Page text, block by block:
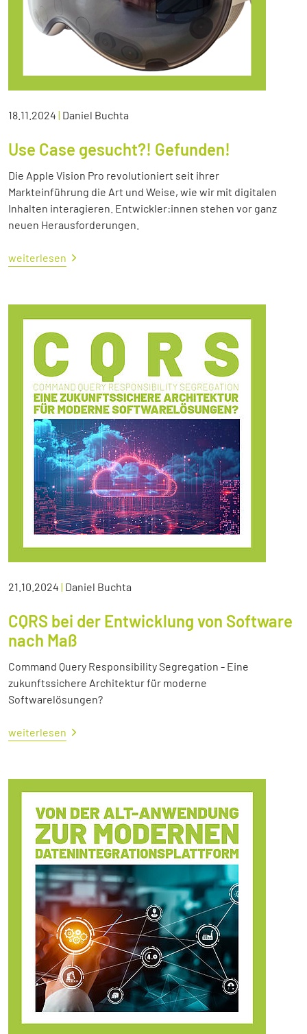
18.11.2024 | Daniel Buchta
Use Case gesucht?! Gefunden!
Die Apple Vision Pro revolutioniert seit ihrer
Markteinführung die Art und Weise, wie wir mit digitalen
Inhalten interagieren. Entwickler:innen stehen vor ganz
neuen Herausforderungen.
weiterlesen
21.10.2024 | Daniel Buchta
CQRS bei der Entwicklung von Software
nach Maß
Command Query Responsibility Segregation - Eine
zukunftssichere Architektur für moderne
Softwarelösungen?
weiterlesen